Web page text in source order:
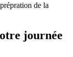
de la
journée